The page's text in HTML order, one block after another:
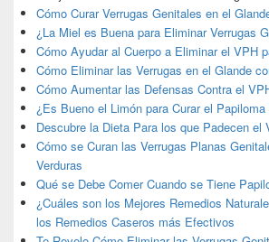
Cómo Curar Verrugas Genitales en el
¿La Miel es Buena para Eliminar Verrugas
Cómo Ayudar al Cuerpo a Eliminar el VPH
Cómo Eliminar las Verrugas en el Glande
Cómo Aumentar las Defensas Contra el
¿Es Bueno el Limón para Curar el Papiloma
Descubre la Dieta Para los que Padecen el
Cómo se Curan las Verrugas Planas
Verduras
Qué se Debe Comer Cuando se Tiene
¿Cuáles son los Mejores Remedios
los Remedios Caseros más Efectivos